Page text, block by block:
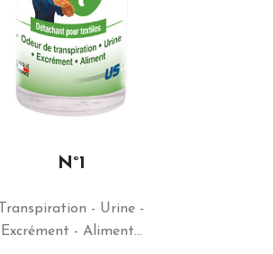
N°1
Transpiration - Urine -
Excrément - Aliment…